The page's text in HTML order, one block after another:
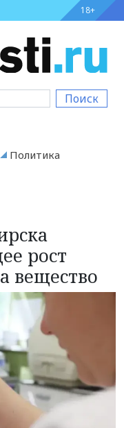
18+
Поиск
Политика
рост
вещество